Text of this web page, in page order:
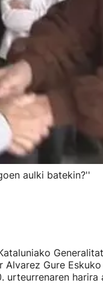
aulki batekin?''
Gure
urteurrenaren harira